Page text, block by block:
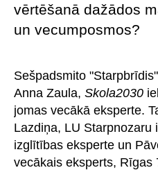
vērtēšanā dažādos
un vecumposmos?
Sešpadsmito
Anna Zaula, Skola2030
jomas vecākā eksperte.
Lazdiņa, LU
izglītības eksperte un
vecākais eksperts, Rīgas